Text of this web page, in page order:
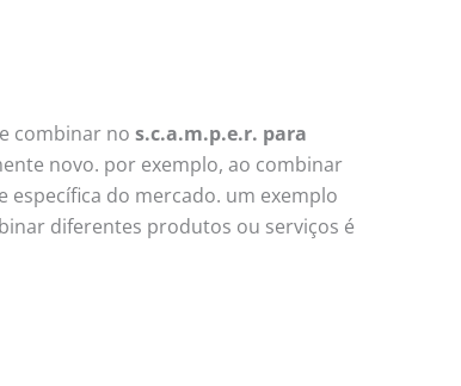
combinar no s.c.a.m.p.e.r. para
novo. por exemplo, ao combinar
do mercado. um exemplo
diferentes produtos ou serviços é